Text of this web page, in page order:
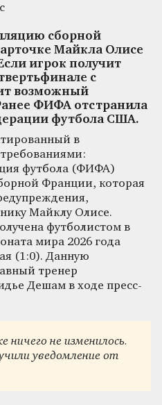
сборной
Майкла Олисе
игрок получит
с
возможный
ФИФА отстранила
футбола США.
в
футбола (ФИФА)
Франции, которая
Майклу Олисе.
футболистом в
мира 2026 года
(1:0). Данную
тренер
Дешам в ходе пресс-
не изменилось.
уведомление от